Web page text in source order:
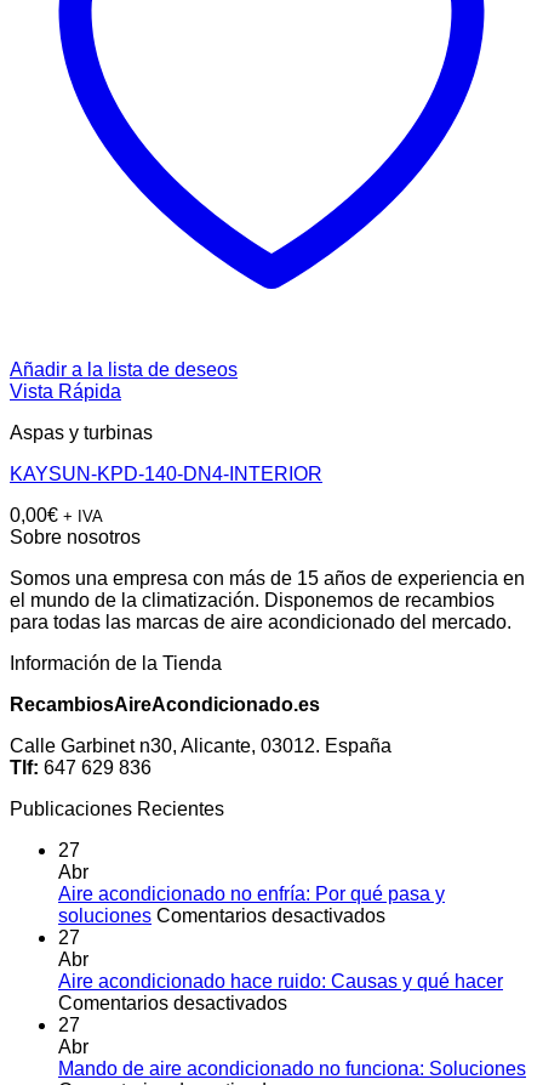
Añadir a la lista de deseos
Vista Rápida
Aspas y turbinas
KAYSUN-KPD-140-DN4-INTERIOR
0,00€ + IVA
Sobre nosotros
Somos una empresa con más de 15 años de experiencia en
el mundo de la climatización. Disponemos de recambios
para todas las marcas de aire acondicionado del mercado.
Información de la Tienda
RecambiosAireAcondicionado.es
Calle Garbinet n30, Alicante, 03012. España
Tlf: 647 629 836
Publicaciones Recientes
27
Abr
Aire acondicionado no enfría: Por qué pasa y
soluciones Comentarios desactivadosen
no
pasa
27
Abr
Aire acondicionado hace ruido: Causas y qué hacer
Comentarios desactivadosen
hace
27
Abr
Mando de aire acondicionado no funciona: Soluciones